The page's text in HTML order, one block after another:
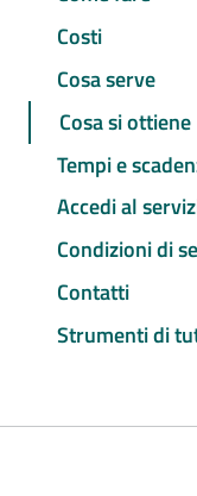
Costi
Cosa serve
Cosa si ottiene
Tempi e
Accedi al
Condizioni di
Contatti
Strumenti di